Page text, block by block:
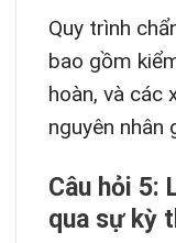
Quy trình
bao gồm
hoàn, và các
nguyên nhân
Câu hỏi 5:
qua sự kỳ